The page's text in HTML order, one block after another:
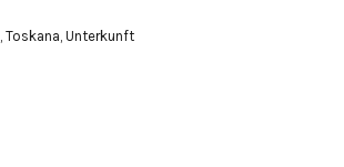
, Toskana, Unterkunft